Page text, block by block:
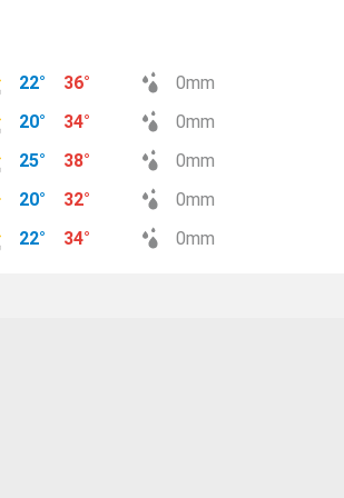
22° 36° 0mm
20° 34° 0mm
25° 38° 0mm
20° 32° 0mm
22° 34° 0mm